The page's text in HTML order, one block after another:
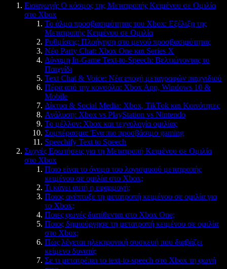
Εισαγωγή: Ο κόσμος της Μετατροπής Κειμένου σε Ομιλία
στο Xbox
Το άλμα προσβασιμότητας του Xbox: Εξέλιξη της
Μετατροπής Κειμένου σε Ομιλία
Ρυθμίσεις: Πλοήγηση στο μενού προσβασιμότητας
Νέο Party Chat: Xbox One και Series X
Δύναμη In-Game Text-to-Speech: Βελτιώνοντας το
Παιχνίδι
Text Chat & Voice: Νέα εποχή μεταγραφών παιχνιδιού
Πέρα από την κονσόλα: Xbox App, Windows 10 &
Mobile
Δίκτυα & Social Media: Xbox, TikTok και Κοινότητες
Ανάλυση: Xbox vs PlayStation vs Nintendo
Το μέλλον: Xbox και τεχνολογία ομιλίας
Συμπέρασμα: Ένα πιο προσβάσιμο gaming
Speechify Text to Speech
Συχνές Ερωτήσεις για τη Μετατροπή Κειμένου σε Ομιλία
στο Xbox
Ποιο είναι το όνομα του λογισμικού μετατροπής
κειμένου σε ομιλία στο Xbox;
Τι κάνει αυτή η εφαρμογή;
Ποιος ανέπτυξε τη μετατροπή κειμένου σε ομιλία για
το Xbox;
Ποιες φωνές διατίθενται στο Xbox One;
Ποιος δημιούργησε τη μετατροπή κειμένου σε ομιλία
στο Xbox;
Πώς λέγεται ηλεκτρονική συσκευή που διαβάζει
κείμενο δυνατά;
Σε τι μετατρέπει το text-to-speech στο Xbox τη φωνή